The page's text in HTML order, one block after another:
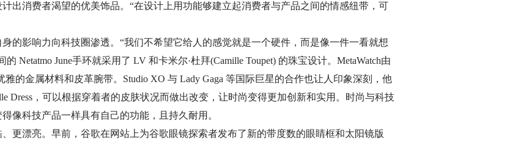
出消费者渴望的优美饰品。“在设计上用功能够建立起消费者与产品之间的情感纽带，可
的影响力向科技圈渗透。“我们不希望它给人的感觉就是一个硬件，而是像一件一看就想
Netatmo June手环就采用了 LV 和卡米尔·杜拜(Camille Toupet) 的珠宝设计。MetaWatch由
的金属材料和皮革腕带。Studio XO 与 Lady Gaga 等国际巨星的合作也让人印象深刻，他
Dress，可以根据穿着者的皮肤状况而做出改变，让时尚变得更加创新和实用。时尚与科技
像科技产品一样具有自己的功能，且持久耐用。
更漂亮。早前，谷歌在网站上为谷歌眼镜探索者发布了新的带度数的眼睛框和太阳镜版